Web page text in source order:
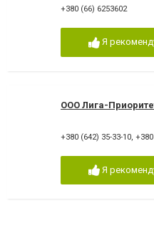
+380 (66) 6253602
Я
ООО Лига-
+380 (642) 35-33-10,
Я